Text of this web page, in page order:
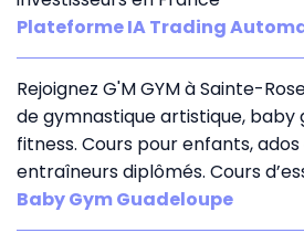
Plateforme IA Trading
Rejoignez G'M GYM à Sainte-
de gymnastique artistique, baby
fitness. Cours pour enfants,
entraîneurs diplômés. Cours
Baby Gym Guadeloupe